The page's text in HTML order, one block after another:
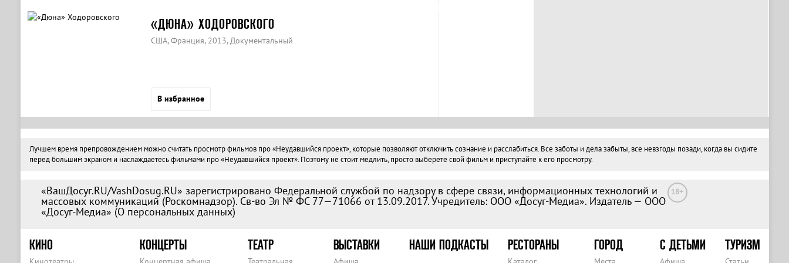
«ДЮНА» ХОДОРОВСКОГО
США, Франция, 2013, Документальный
В избранное
Лучшем время препровождением можно считать просмотр фильмов про «Неудавшийся проект», которые позволяют отключить сознание и расслабиться. Все заботы и дела забыты, все невзгоды позади, когда вы сидите
перед большим экраном и наслаждаетесь фильмами про «Неудавшийся проект». Поэтому не стоит медлить, просто выберете свой фильм и приступайте к его просмотру.
«ВашДосуг.RU/VashDosug.RU» зарегистрировано Федеральной службой по надзору в сфере связи, информационных технологий и
массовых коммуникаций (Роскомнадзор). Св-во Эл № ФС 77—71066 от 13.09.2017. Учредитель: ООО «Досуг-Медиа». Издатель — ООО
«Досуг-Медиа» (О персональных данных)
18+
КИНО КОНЦЕРТЫ ТЕАТР ВЫСТАВКИ НАШИ ПОДКАСТЫ РЕСТОРАНЫ ГОРОД С ДЕТЬМИ ТУРИЗМ